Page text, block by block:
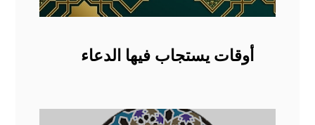
أوقات يستجاب فيها الدعاء